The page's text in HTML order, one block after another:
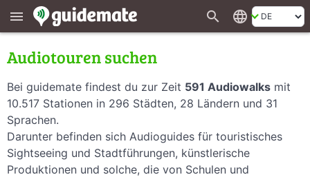
menu search language
Audiotouren suchen
Bei guidemate findest du zur Zeit 591 Audiowalks mit
10.517 Stationen in 296 Städten, 28 Ländern und 31
Sprachen.
Darunter befinden sich Audioguides für touristisches
Sightseeing und Stadtführungen, künstlerische
Produktionen und solche, die von Schulen und